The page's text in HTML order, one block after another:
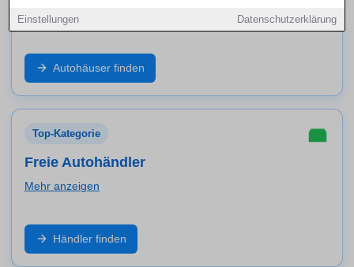
Einstellungen Datenschutzerklärung
Mehr anzeigen
Markenbetrieb, Neuwagen, geprüfte Gebrauchte und
Service aus einer Hand: Finde Autohäuser in Herten
und vergleiche Angebote, Probefahrt und Werkstatt-
Autohäuser finden
Top-Kategorie
Freie Autohändler
Mehr anzeigen
Große Auswahl an Marken und Modellen: Entdecke
freie Händler in Herten für Gebrauchtwagen,
Inzahlungnahme, Garantiepakete und schnelle
Händler finden